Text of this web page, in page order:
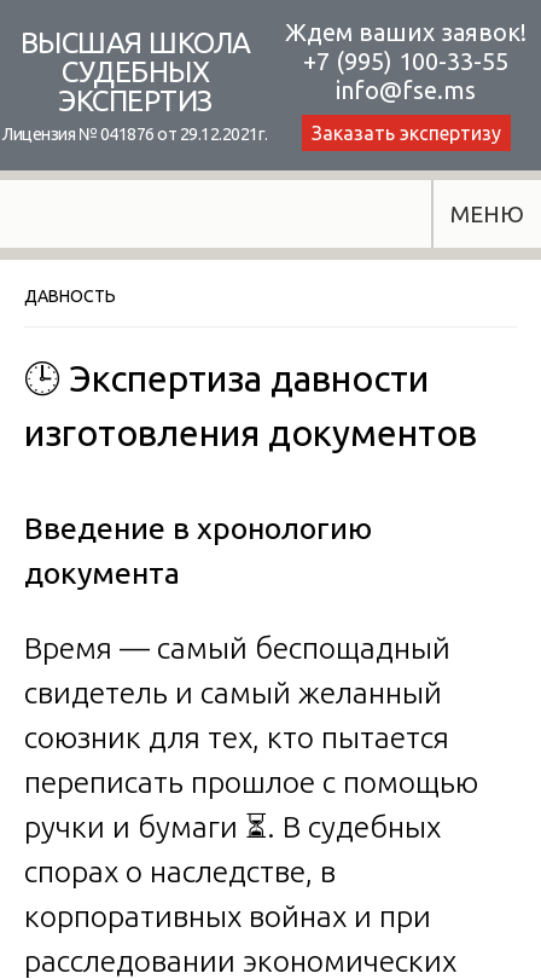
content
ВЫСШАЯ ШКОЛА
СУДЕБНЫХ
ЭКСПЕРТИЗ
Лицензия № 041876 от 29.12.2021г.
Ждем ваших заявок!
+7 (995) 100-33-55
info@fse.ms
Заказать экспертизу
МЕНЮ
ДАВНОСТЬ
🕒 Экспертиза давности
изготовления документов
Введение в хронологию
документа
Время — самый беспощадный
свидетель и самый желанный
союзник для тех, кто пытается
переписать прошлое с помощью
ручки и бумаги ⏳. В судебных
спорах о наследстве, в
корпоративных войнах и при
расследовании экономических